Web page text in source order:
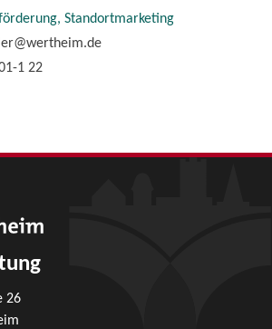
Standortmarketing
1 22
26